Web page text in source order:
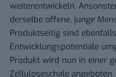
weiterentwickeln.
derselbe offene, junge
Produktseitig sind
Entwicklungspotentiale
Produkt wird nun in einer
Zelluloseschale